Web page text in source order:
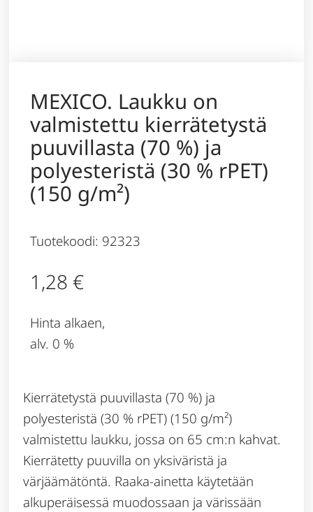
MEXICO. Laukku on
valmistettu kierrätetystä
puuvillasta (70 %) ja
polyesteristä (30 % rPET)
(150 g/m²)
Tuotekoodi: 92323
1,28 €
Hinta alkaen,
alv. 0 %
Kierrätetystä puuvillasta (70 %) ja
polyesteristä (30 % rPET) (150 g/m²)
valmistettu laukku, jossa on 65 cm:n kahvat.
Kierrätetty puuvilla on yksiväristä ja
värjäämätöntä. Raaka-ainetta käytetään
alkuperäisessä muodossaan ja värissään